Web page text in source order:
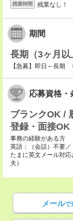
残業時間 残業なし！
期間
長期（3ヶ月以
【急募】即日～長期
応募資格・
ブランクOK /
登録・面接OK
事務の経験がある方
英語：（会話）不要
たまに英文メール対
夫）
メールで